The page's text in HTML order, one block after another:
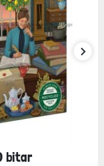
bitar